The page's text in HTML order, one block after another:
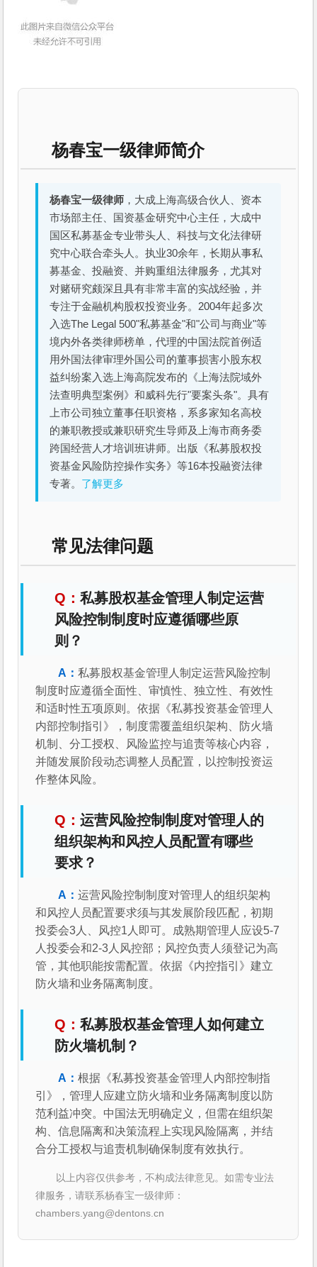
杨春宝一级律师简介
杨春宝一级律师 ，大成上海高级合伙人、资本
市场部主任、国资基金研究中心主任，大成中
国区私募基金专业带头人、科技与文化法律研
究中心联合牵头人。执业30余年，长期从事私
募基金、投融资、并购重组法律服务，尤其对
对赌研究颇深且具有非常丰富的实战经验，并
专注于金融机构股权投资业务。2004年起多次
入选The Legal 500"私募基金"和"公司与商业"等
境内外各类律师榜单，代理的中国法院首例适
用外国法律审理外国公司的董事损害小股东权
益纠纷案入选上海高院发布的《上海法院域外
法查明典型案例》和威科先行"要案头条"。具有
上市公司独立董事任职资格，系多家知名高校
的兼职教授或兼职研究生导师及上海市商务委
跨国经营人才培训班讲师。出版《私募股权投
资基金风险防控操作实务》等16本投融资法律
专著。 了解更多
常见法律问题
私募股权基金管理人制定运营
风险控制制度时应遵循哪些原
则？
私募股权基金管理人制定运营风险控制
制度时应遵循全面性、审慎性、独立性、有效性
和适时性五项原则。依据《私募投资基金管理人
内部控制指引》，制度需覆盖组织架构、防火墙
机制、分工授权、风险监控与追责等核心内容，
并随发展阶段动态调整人员配置，以控制投资运
作整体风险。
运营风险控制制度对管理人的
组织架构和风控人员配置有哪些
要求？
运营风险控制制度对管理人的组织架构
和风控人员配置要求须与其发展阶段匹配，初期
投委会3人、风控1人即可。成熟期管理人应设5-7
人投委会和2-3人风控部；风控负责人须登记为高
管，其他职能按需配置。依据《内控指引》建立
防火墙和业务隔离制度。
私募股权基金管理人如何建立
防火墙机制？
根据《私募投资基金管理人内部控制指
引》，管理人应建立防火墙和业务隔离制度以防
范利益冲突。中国法无明确定义，但需在组织架
构、信息隔离和决策流程上实现风险隔离，并结
合分工授权与追责机制确保制度有效执行。
以上内容仅供参考，不构成法律意见。如需专业法
律服务，请联系杨春宝一级律师：
chambers.yang@dentons.cn